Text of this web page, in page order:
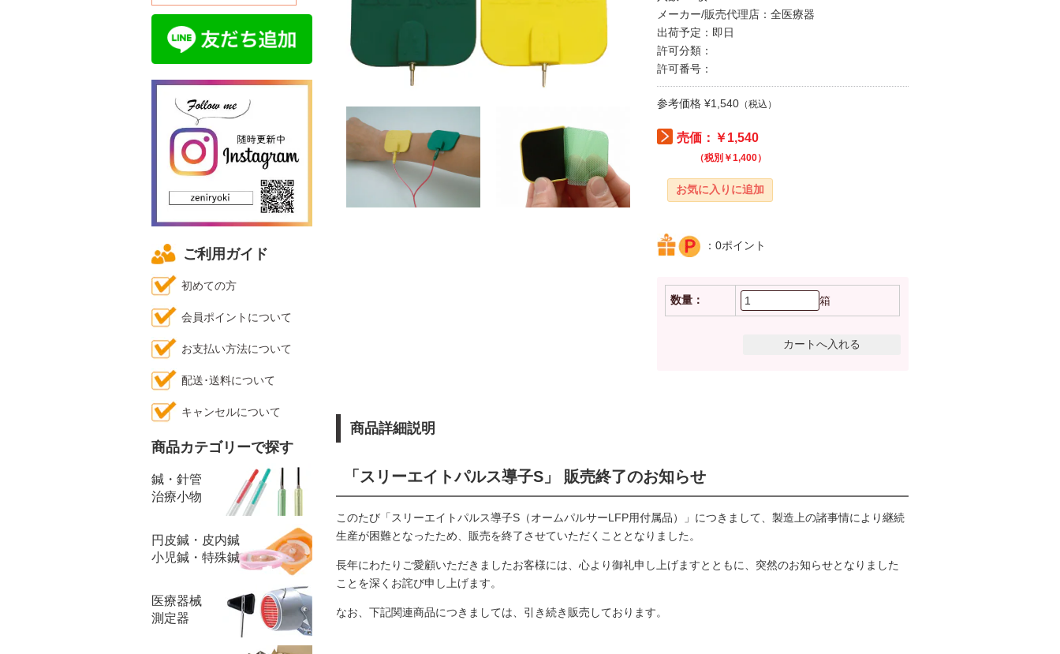
メーカー/販売代理店：全医療器
出荷予定：即日
許可分類：
許可番号：
参考価格 ¥1,540 （税込）
売価：￥1,540
（税別￥1,400）
：0ポイント
数量： 箱
商品詳細説明
「スリーエイトパルス導子S」 販売終了のお知らせ
このたび「スリーエイトパルス導子S（オームパルサーLFP用付属品）」につきまして、製造上の諸事情により継続
生産が困難となったため、販売を終了させていただくこととなりました。
長年にわたりご愛顧いただきましたお客様には、心より御礼申し上げますとともに、突然のお知らせとなりました
ことを深くお詫び申し上げます。
なお、下記関連商品につきましては、引き続き販売しております。
ご利用ガイド
初めての方
会員ポイントについて
お支払い方法について
配送･送料について
キャンセルについて
商品カテゴリーで探す
鍼・針管
治療小物
円皮鍼・皮内鍼
小児鍼・特殊鍼
医療器械
測定器